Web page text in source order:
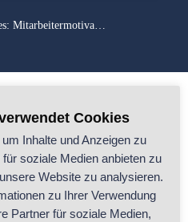
Archives: Mitarbeitermotivation
you're looking for. Perhaps
Cookies
Inhalte und Anzeigen zu
soziale Medien anbieten zu
Website zu analysieren.
zu Ihrer Verwendung
Partner für soziale Medien,